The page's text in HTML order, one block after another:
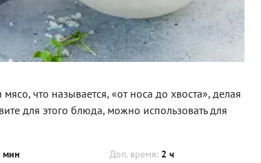
что называется, «от носа до хвоста», делая
для этого блюда, можно использовать для
мин Доп. время: 2 ч